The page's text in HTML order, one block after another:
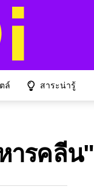
ล์ สาระน่ารู้
ารคลีน"